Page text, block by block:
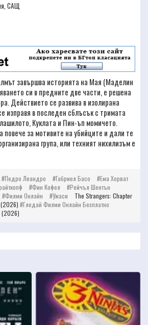
САЩ
завършва историята на Мая (Маделин
си в предните две части, е решена
Действието се развива в изолирана
изправя в последен сблъсък с тримата
Куклата и Пин-ъп момичето.
повече за мотивите на убийците и дали те
група, или техният нихилизъм е
Педро Леандро Габриел Басо
Ема Хорват
Фин Кофел
Рейчъл Шентън
Филми Онлайн Ужаси
The Strangers: Chapter
(2026) Гледай Филми Онлайн Безплатно
(2026)